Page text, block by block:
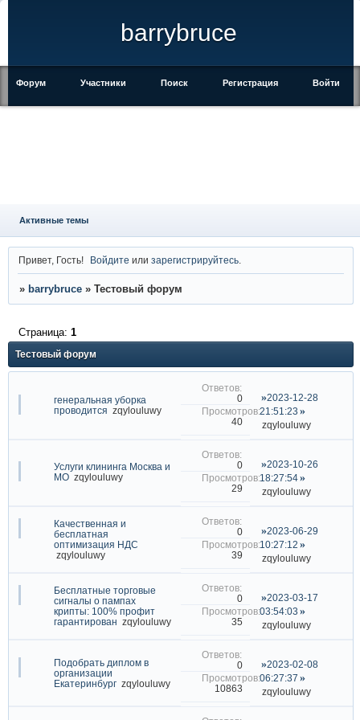
barrybruce
Форум Участники Поиск Регистрация Войти
Активные темы
Привет, Гость! Войдите илизарегистрируйтесь
» barrybruce » Тестовый форум
Тестовый форум
Страница: 1
генеральная уборка
проводится zqylouluwy
0
40
2023-12-28
21:51:23
zqylouluwy
Услуги клининга Москва и
МО zqylouluwy
0
29
2023-10-26
18:27:54
zqylouluwy
Качественная и
бесплатная
оптимизация НДС
zqylouluwy
0
39
2023-06-29
10:27:12
zqylouluwy
Бесплатные торговые
сигналы о пампах
крипты: 100% профит
гарантирован zqylouluwy
0
35
2023-03-17
03:54:03
zqylouluwy
Подобрать диплом в
организации
Екатеринбург zqylouluwy
0
10863
2023-02-08
06:27:37
zqylouluwy